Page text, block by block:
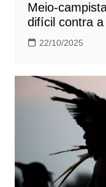
Meio-
difícil contra
22/10/2025